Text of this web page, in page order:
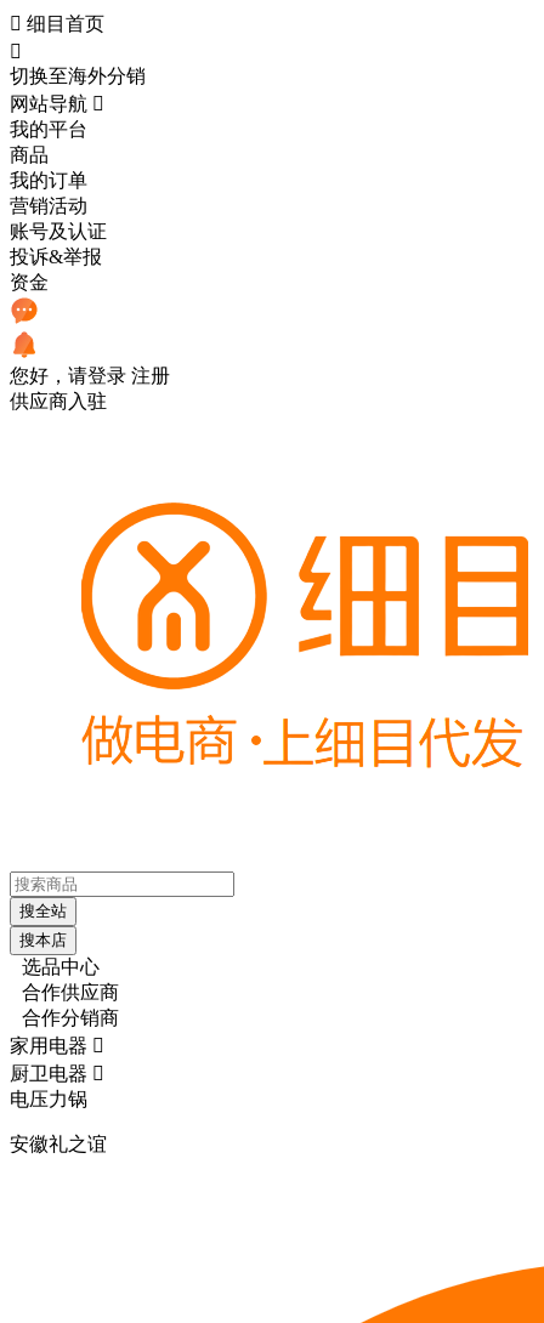
 细目首页

切换至海外分销
网站导航 
我的平台
商品
我的订单
营销活动
账号及认证
投诉&举报
资金
您好，请登录 注册
供应商入驻
搜全站
搜本店
选品中心
合作供应商
合作分销商
家用电器 
厨卫电器 
电压力锅
安徽礼之谊